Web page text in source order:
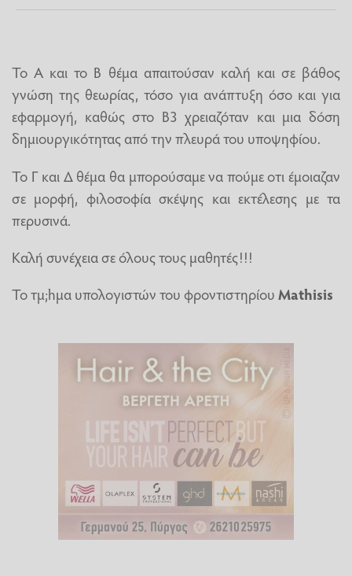
Το Α και το Β θέμα απαιτούσαν καλή και σε βάθος
γνώση της θεωρίας, τόσο για ανάπτυξη όσο και για
εφαρμογή, καθώς στο Β3 χρειαζόταν και μια δόση
δημιουργικότητας από την πλευρά του υποψηφίου.
Το Γ και Δ θέμα θα μπορούσαμε να πούμε οτι έμοιαζαν
σε μορφή, φιλοσοφία σκέψης και εκτέλεσης με τα
περυσινά.
Καλή συνέχεια σε όλους τους μαθητές!!!
Το τμ;hμα υπολογιστών του φροντιστηρίουMathisis